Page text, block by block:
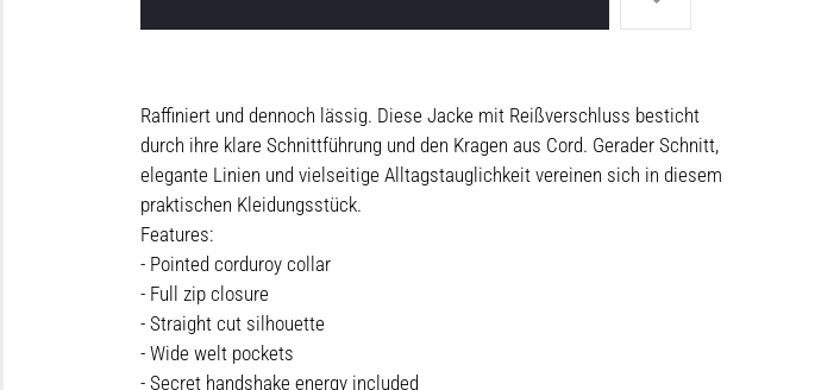
Raffiniert und dennoch lässig. Diese Jacke mit Reißverschluss besticht
durch ihre klare Schnittführung und den Kragen aus Cord. Gerader Schnitt,
elegante Linien und vielseitige Alltagstauglichkeit vereinen sich in diesem
praktischen Kleidungsstück.
Features:
- Pointed corduroy collar
- Full zip closure
- Straight cut silhouette
- Wide welt pockets
- Secret handshake energy included